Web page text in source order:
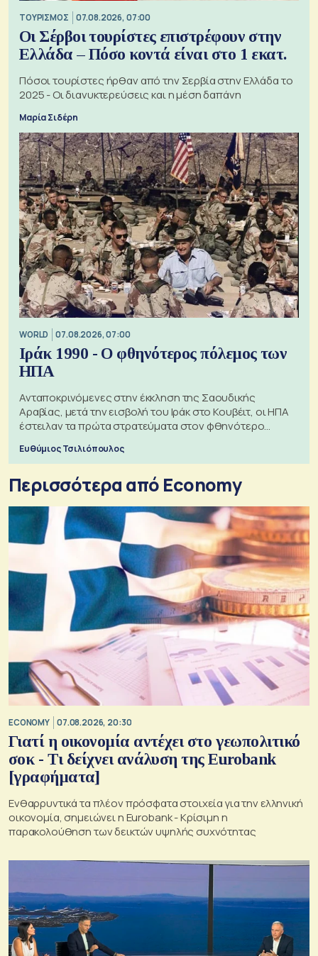
ΤΟΥΡΙΣΜΟΣ 07.08.2026, 07:00
Οι Σέρβοι τουρίστες επιστρέφουν στην
Ελλάδα – Πόσο κοντά είναι στο 1 εκατ.
Πόσοι τουρίστες ήρθαν από την Σερβία στην Ελλάδα το
2025 - Οι διανυκτερεύσεις και η μέση δαπάνη
Μαρία Σιδέρη
WORLD 07.08.2026, 07:00
Ιράκ 1990 - Ο φθηνότερος πόλεμος των
ΗΠΑ
Ανταποκρινόμενες στην έκκληση της Σαουδικής
Αραβίας, μετά την εισβολή του Ιράκ στο Κουβέιτ, οι ΗΠΑ
έστειλαν τα πρώτα στρατεύματα στον φθηνότερο
Ευθύμιος Τσιλιόπουλος
Περισσότερα από Economy
ECONOMY 07.08.2026, 20:30
Γιατί η οικονομία αντέχει στο γεωπολιτικό
σοκ - Τι δείχνει ανάλυση της Eurobank
[γραφήματα]
Ενθαρρυντικά τα πλέον πρόσφατα στοιχεία για την ελληνική
οικονομία, σημειώνει η Eurobank - Kρίσιμη η
παρακολούθηση των δεικτών υψηλής συχνότητας